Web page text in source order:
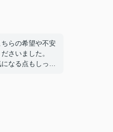
らの希望や不安
さいました。
なる点もしっか